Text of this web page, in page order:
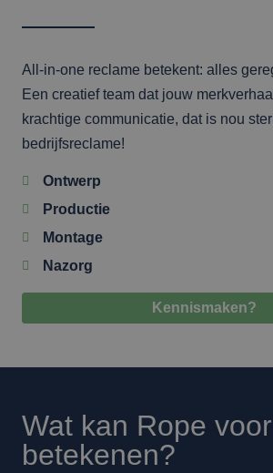
All-in-one reclame betekent: alles
Een creatief team dat jouw
krachtige communicatie, dat is nou
bedrijfsreclame!
Ontwerp
Productie
Montage
Nazorg
Kennismaken?
Wat kan Rope
betekenen?